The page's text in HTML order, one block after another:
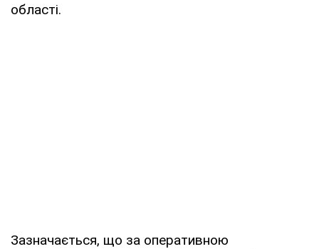
області.
Зазначається, що за оперативною